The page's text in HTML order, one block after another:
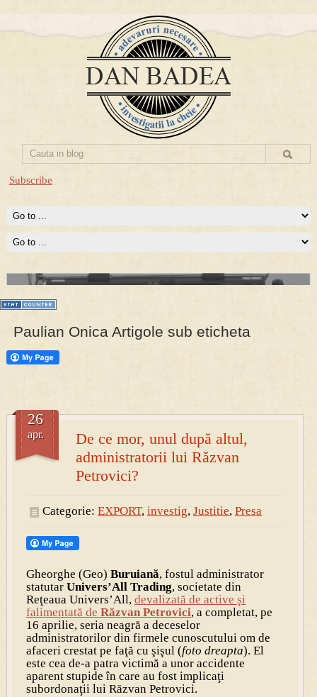
Subscribe
PRESA
Permise pentru vânătoarea de porci în costume, cu gulere albe
Prima mea carte publicata (Nemira)
Averea Presedintelui: prima lucrare despre controversatele
conturi secrete ale Securitatii.
Paulian Onica Artigole sub eticheta
De ce mor, unul după altul,
administratorii lui Răzvan
Petrovici?
26
apr.
Categorie: EXPORT, investig, Justitie, Presa
Gheorghe (Geo) Buruiană, fostul administrator
statutar Univers’All Trading, societate din
Reţeaua Univers’All, devalizată de active şi
falimentată de Răzvan Petrovici, a completat, pe
16 aprilie, seria neagră a deceselor
administratorilor din firmele cunoscutului om de
afaceri crestat pe faţă cu şişul (foto dreapta). El
este cea de-a patra victimă a unor accidente
aparent stupide în care au fost implicaţi
subordonaţii lui Răzvan Petrovici.